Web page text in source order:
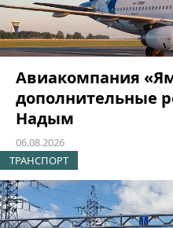
Авиакомпания
дополнительные
Надым
06.08.2026
ТРАНСПОРТ